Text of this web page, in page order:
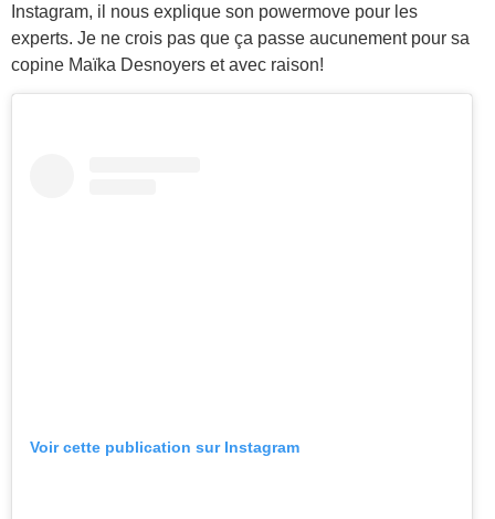
Instagram, il nous explique son powermove pour les
experts. Je ne crois pas que ça passe aucunement pour sa
copine Maïka Desnoyers et avec raison!
Voir cette publication sur Instagram